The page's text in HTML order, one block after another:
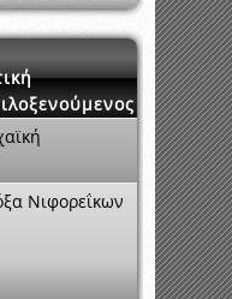
Νιφορεΐκων